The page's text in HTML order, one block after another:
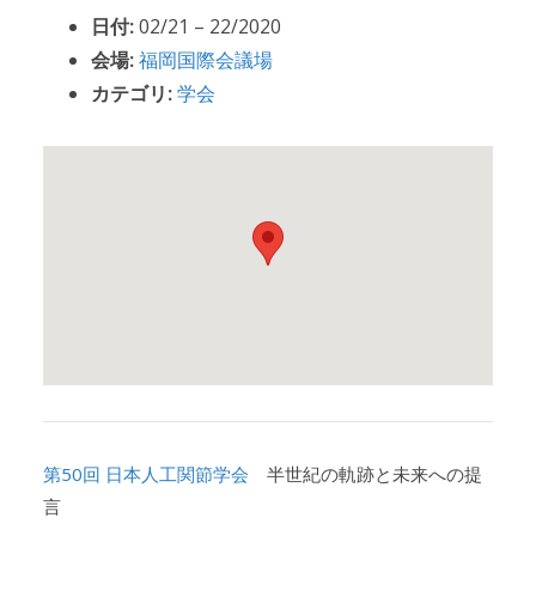
日付:02/21 – 22/2020
会場:福岡国際会議場
カテゴリ:学会
第50回 日本人工関節学会 半世紀の軌跡と未来への提
言